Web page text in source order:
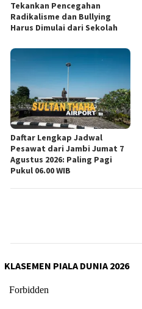
Tekankan Pencegahan
Radikalisme dan Bullying
Harus Dimulai dari Sekolah
Daftar Lengkap Jadwal
Pesawat dari Jambi Jumat 7
Agustus 2026: Paling Pagi
Pukul 06.00 WIB
KLASEMEN PIALA DUNIA 2026